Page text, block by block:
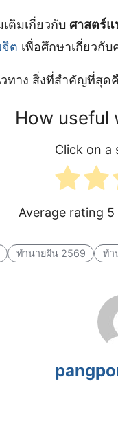
ติมเกี่ยวกับ ศาสตร์
ต เพื่อศึกษาเกี่ยวกั
วทาง สิ่งที่สำคัญที่สุด
How useful
Click on a
Average rating 5
ทำนายฝัน 2569 ทำ